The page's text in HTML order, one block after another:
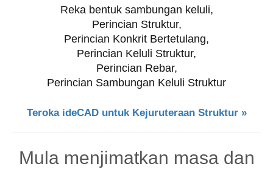
Reka bentuk sambungan keluli,
Perincian Struktur,
Perincian Konkrit Bertetulang,
Perincian Keluli Struktur,
Perincian Rebar,
Perincian Sambungan Keluli Struktur
Teroka ideCAD untuk Kejuruteraan Struktur »
Mula menjimatkan masa dan